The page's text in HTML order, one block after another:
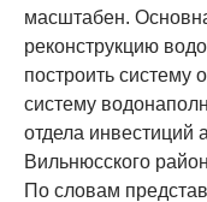
масштабен.
реконструкцию
построить систему
систему
отдела инвестиций
Вильнюсского
По словам